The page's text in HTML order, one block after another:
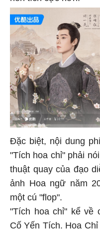
Đặc biệt, nội dung
"Tích hoa chỉ" phải
thuật quay của đạo
ảnh Hoa ngữ năm
một cú "flop".
"Tích hoa chỉ" kể về
Cố Yến Tích. Hoa